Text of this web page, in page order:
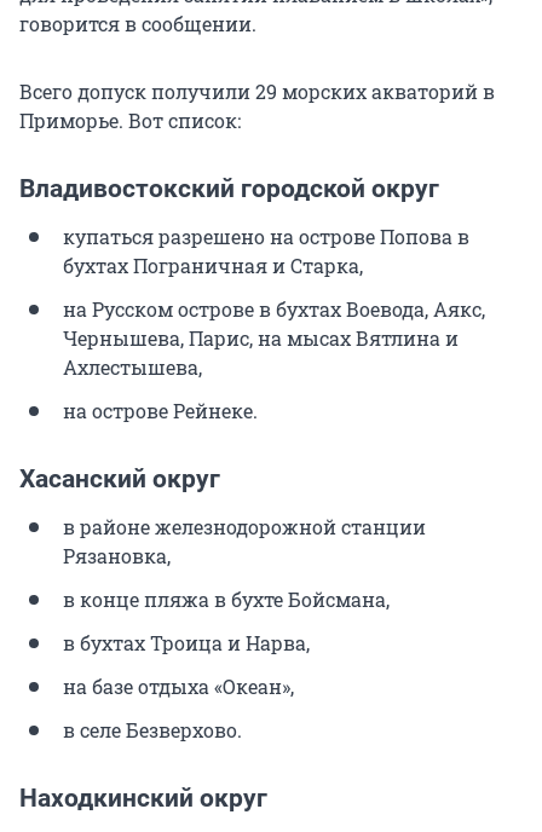
говорится в сообщении.
Всего допуск получили 29 морских акваторий в
Приморье. Вот список:
Владивостокский городской округ
купаться разрешено на острове Попова в
бухтах Пограничная и Старка,
на Русском острове в бухтах Воевода, Аякс,
Чернышева, Парис, на мысах Вятлина и
Ахлестышева,
на острове Рейнеке.
Хасанский округ
в районе железнодорожной станции
Рязановка,
в конце пляжа в бухте Бойсмана,
в бухтах Троица и Нарва,
на базе отдыха «Океан»,
в селе Безверхово.
Находкинский округ